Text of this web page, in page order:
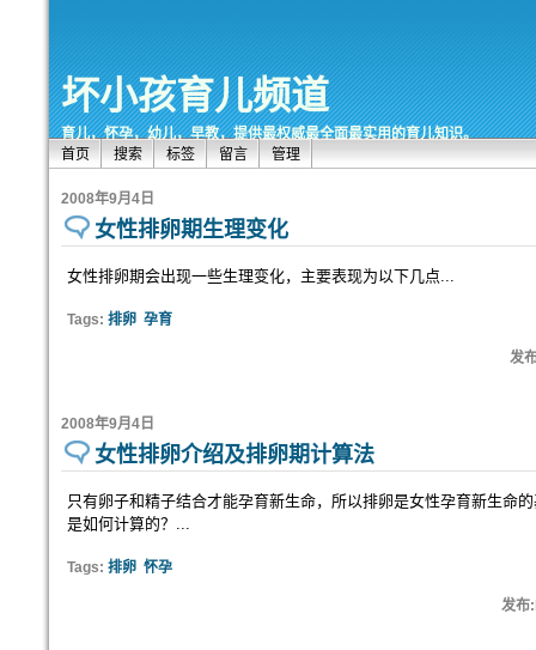
坏小孩育儿频道
育儿，怀孕，幼儿，早教，提供最权威最全面最实用的育儿知识。
首页
搜索 标签 留言 管理
2008年9月4日
女性排卵期生理变化
女性排卵期会出现一些生理变化，主要表现为以下几点...
Tags: 排卵 孕育
发
2008年9月4日
女性排卵介绍及排卵期计算法
只有卵子和精子结合才能孕育新生命，所以排卵是女性孕育新生命
是如何计算的？...
Tags: 排卵 怀孕
发布